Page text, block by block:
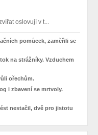
oslovují v t...
pomůcek, zaměřili se
na strážníky. Vzduchem
ořechům.
i zbavení se mrtvoly.
nestačil, dvě pro jistotu